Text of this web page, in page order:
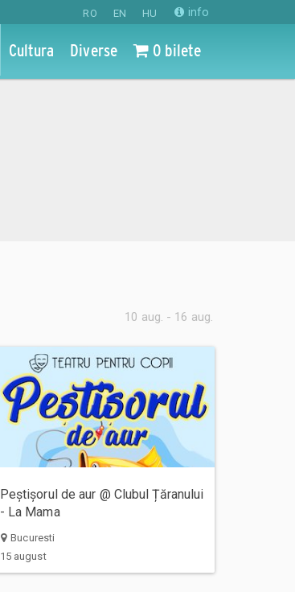
RO EN HU info
Cultura Diverse 0 bilete
10 aug. - 16 aug.
Peștișorul de aur @ Clubul Țăranului
- La Mama
Bucuresti
15 august